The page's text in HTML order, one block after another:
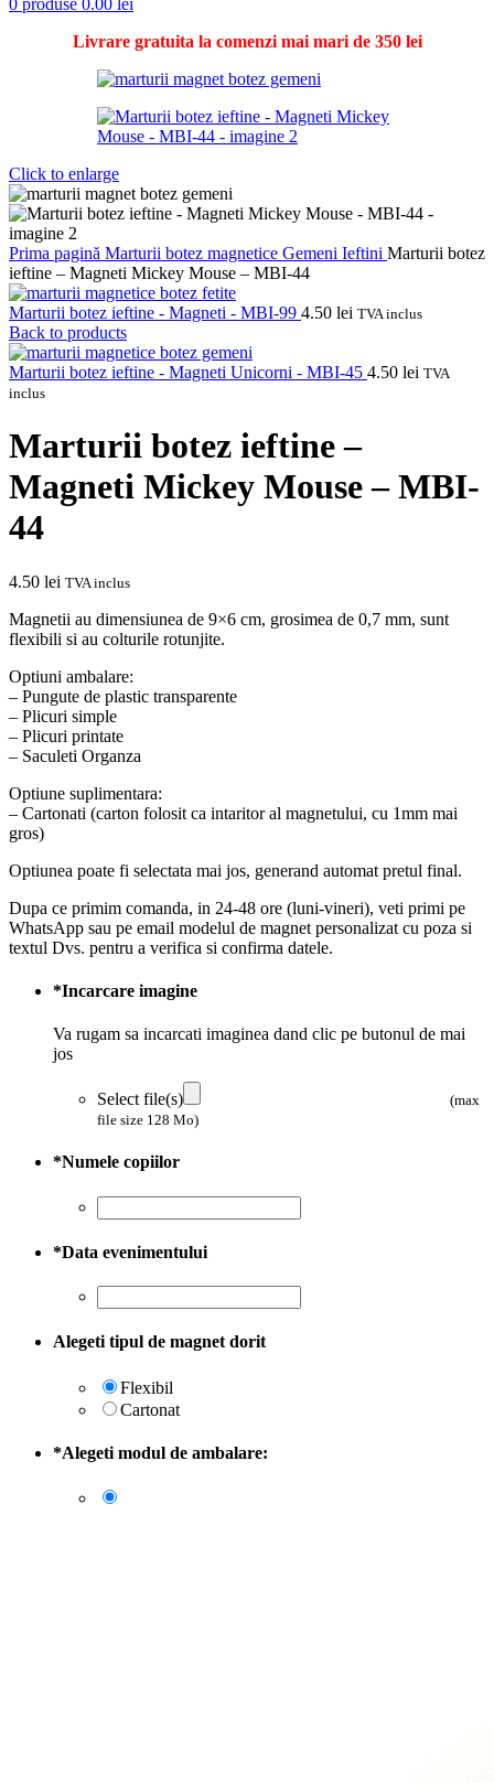
Livrare gratuita la comenzi mai mari de 350 lei
Click to enlarge
Prima pagină Marturii botez magnetice Gemeni Ieftini Marturii botez
ieftine – Magneti Mickey Mouse – MBI-44
Marturii botez ieftine - Magneti - MBI-99 4.50 lei TVA inclus
Back to products
Marturii botez ieftine - Magneti Unicorni - MBI-45 4.50 lei TVA
inclus
Marturii botez ieftine –
Magneti Mickey Mouse – MBI-
44
4.50 lei TVA inclus
Magnetii au dimensiunea de 9×6 cm, grosimea de 0,7 mm, sunt
flexibili si au colturile rotunjite.
Optiuni ambalare:
– Pungute de plastic transparente
– Plicuri simple
– Plicuri printate
– Saculeti Organza
Optiune suplimentara:
– Cartonati (carton folosit ca intaritor al magnetului, cu 1mm mai
gros)
Optiunea poate fi selectata mai jos, generand automat pretul final.
Dupa ce primim comanda, in 24-48 ore (luni-vineri), veti primi pe
WhatsApp sau pe email modelul de magnet personalizat cu poza si
textul Dvs. pentru a verifica si confirma datele.
*Incarcare imagine
Va rugam sa incarcati imaginea dand clic pe butonul de mai
jos
Select file(s)
(max
file size 128 Mo)
*Numele copiilor
*Data evenimentului
Alegeti tipul de magnet dorit
Flexibil
Cartonat
*Alegeti modul de ambalare: